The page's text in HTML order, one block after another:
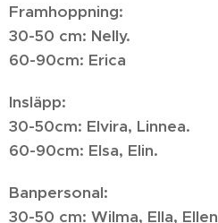
Framhoppning:
30-50 cm: Nelly.
60-90cm: Erica
Insläpp:
30-50cm: Elvira, Linnea.
60-90cm: Elsa, Elin.
Banpersonal:
30-50 cm: Wilma, Ella, Ellen